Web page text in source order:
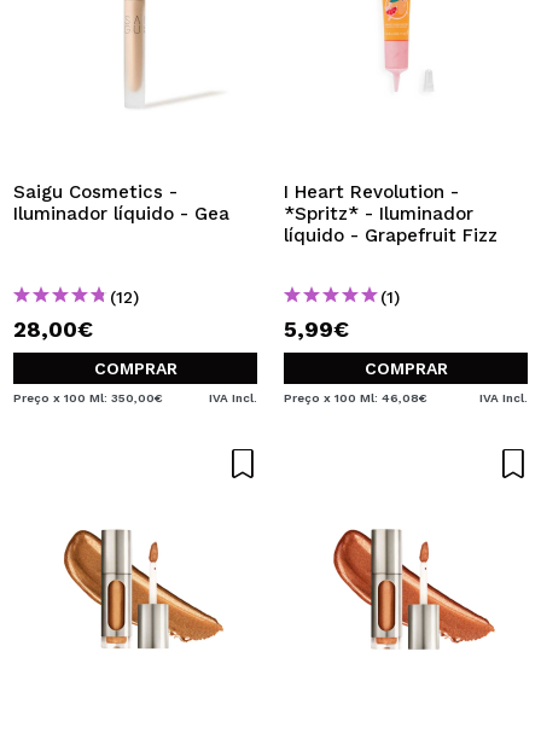
Saigu Cosmetics -
Iluminador líquido - Gea
(12)
28,00€
COMPRAR
Preço x 100 Ml: 350,00€ IVA Incl.
I Heart Revolution -
*Spritz* - Iluminador
líquido - Grapefruit Fizz
(1)
5,99€
COMPRAR
Preço x 100 Ml: 46,08€ IVA Incl.